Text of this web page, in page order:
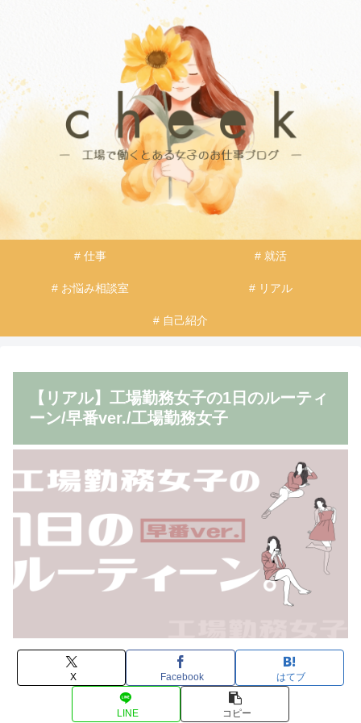
# 仕事 # 就活
# お悩み相談室 # リアル
# 自己紹介
【リアル】工場勤務女子の1日のルーティ
ーン/早番ver./工場勤務女子
X Facebook はてブ
LINE コピー